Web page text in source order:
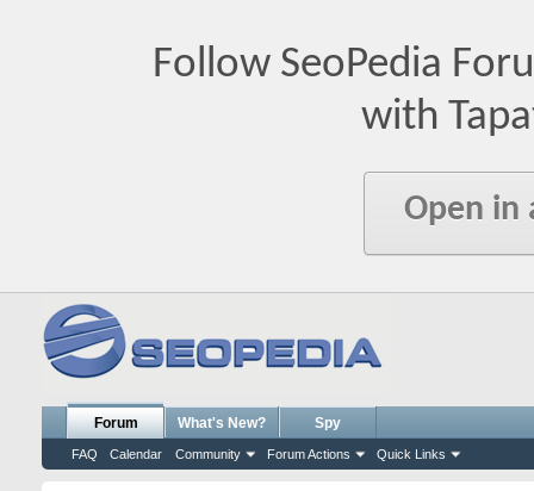
Follow SeoPedia
with
Open in
Forum
FAQ Calendar Community Forum Actions Quick Links
What's New? Spy